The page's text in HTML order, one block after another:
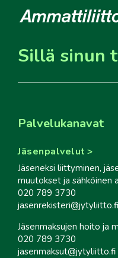
Sillä sinun
Palvelukanavat
Jäsenpalvelut
Jäseneksi liittyminen,
muutokset ja sähköinen
020 789 3730
jasenrekisteri@jytyliitto.fi
Jäsenmaksujen hoito ja
020 789 3730
jasenmaksut@jytyliitto.fi